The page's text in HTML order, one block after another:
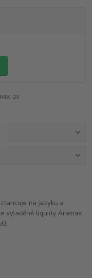
20
na jazyku a
vyladěné liquidy Aramax